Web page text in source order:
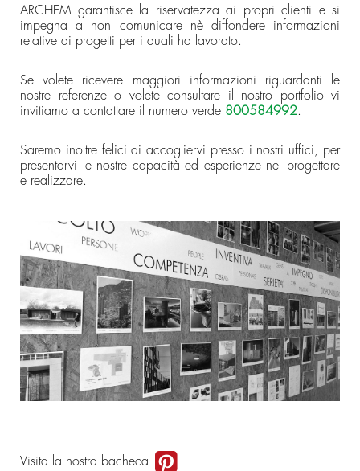
ARCHEM garantisce la riservatezza ai propri clienti e si
impegna a non comunicare nè diffondere informazioni
relative ai progetti per i quali ha lavorato.
Se volete ricevere maggiori informazioni riguardanti le
nostre referenze o volete consultare il nostro portfolio vi
invitiamo a contattare il numero verde 800584992.
Saremo inoltre felici di accogliervi presso i nostri uffici, per
presentarvi le nostre capacità ed esperienze nel progettare
e realizzare.
Visita la nostra bacheca